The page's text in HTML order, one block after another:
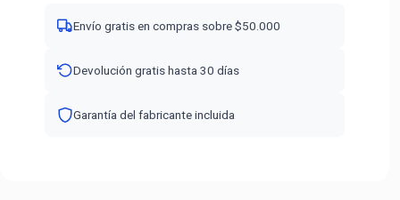
Envío gratis en compras sobre $50.000
Devolución gratis hasta 30 días
Garantía del fabricante incluida